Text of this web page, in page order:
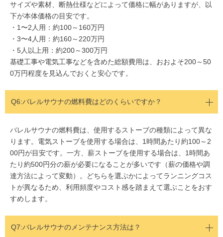
サイズや素材、断熱仕様などによって価格に幅がありますが、以
下が本体価格の目安です。
・1〜2人用：約100～160万円
・3〜4人用：約160～220万円
・5人以上用：約200～300万円
基礎工事や電気工事などを含めた総額費用は、おおよそ200～50
0万円程度を見込んでおくと安心です。
Q6:バレルサウナの燃料費はどのくらいですか？
バレルサウナの燃料費は、使用するストーブの種類によって異な
ります。電気ストーブを使用する場合は、1時間あたり約100～2
00円が目安です。一方、薪ストーブを使用する場合は、1時間あ
たり約500円分の薪が必要になることが多いです（薪の価格や調
達方法によって変動）。どちらを選ぶかによってランニングコス
トが異なるため、利用頻度やコスト感を踏まえて選ぶことをおす
すめします。
Q7:バレルサウナのメンテナンス方法は？